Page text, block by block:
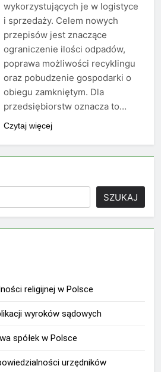
wykorzystujących je w logistyce
i sprzedaży. Celem nowych
przepisów jest znaczące
ograniczenie ilości odpadów,
poprawa możliwości recyklingu
oraz pobudzenie gospodarki o
obiegu zamkniętym. Dla
przedsiębiorstw oznacza to…
Czytaj więcej
SZUKAJ
religijnej w Polsce
wyroków sądowych
spółek w Polsce
urzędników